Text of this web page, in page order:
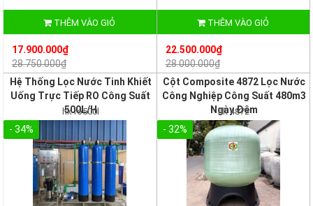
THÊM VÀO GIỎ
17.900.000₫
28.750.000₫
THÊM VÀO GIỎ
22.500.000₫
28.000.000₫
Hệ Thống Lọc Nước Tinh Khiết
Uống Trực Tiếp RO Công Suất
500L/H
hk ro500l
- 34%
Cột Composite 4872 Lọc Nước
Công Nghiệp Công Suất 480m3
Ngày Đêm
hk 4872
- 32%